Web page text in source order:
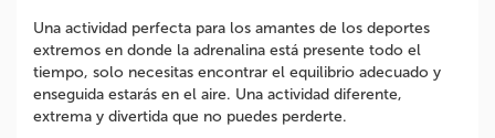
Una actividad perfecta para los amantes de los deportes
extremos en donde la adrenalina está presente todo el
tiempo, solo necesitas encontrar el equilibrio adecuado y
enseguida estarás en el aire. Una actividad diferente,
extrema y divertida que no puedes perderte.